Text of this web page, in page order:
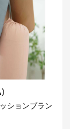
)
ションブラン